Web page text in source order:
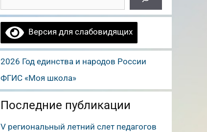
Версия для слабовидящих
2026 Год единства и народов России
ФГИС «Моя школа»
Последние публикации
V региональный летний слет педагогов